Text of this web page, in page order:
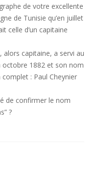
de votre excellente
de Tunisie qu’en juillet
celle d’un capitaine
alors capitaine, a servi au
octobre 1882 et son nom
: Paul Cheynier
de confirmer le nom
?